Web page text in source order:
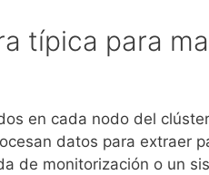
típica para
en cada nodo del
datos para extraer
de monitorización o un